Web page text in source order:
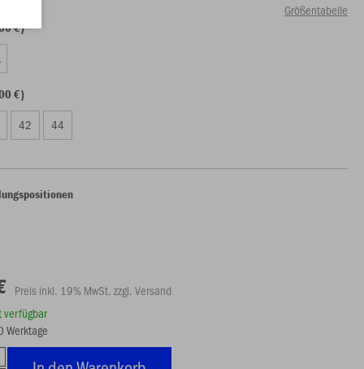
Größentabelle
€)
€)
42 44
Preis inkl. 19% MwSt. zzgl. Versand
verfügbar
Werktage